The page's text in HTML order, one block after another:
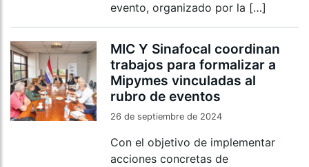
evento, organizado por la […]
MIC Y Sinafocal coordinan
trabajos para formalizar a
Mipymes vinculadas al
rubro de eventos
26 de septiembre de 2024
Con el objetivo de implementar
acciones concretas de